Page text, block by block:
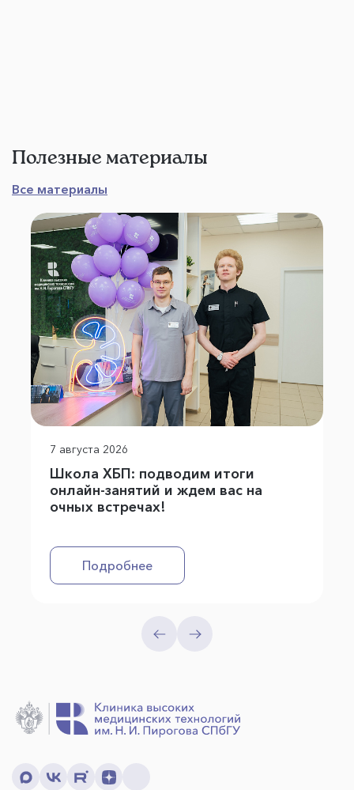
Полезные материалы
Все материалы
7 августа 2026
Школа ХБП: подводим итоги
онлайн-занятий и ждем вас на
очных встречах!
Подробнее